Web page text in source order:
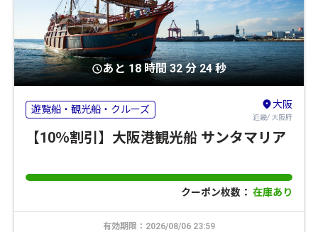
あと 18 時間 32 分 23 秒
遊覧船・観光船・クルーズ 大阪
近畿/ 大阪府
【10％割引】大阪港観光船 サンタマリア
クーポン枚数： 在庫あり
有効期限：2026/08/06 23:59